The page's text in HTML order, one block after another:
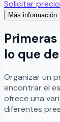
equipo de
brindándote
refleje
Solicitar precio
Más información
lo que
Organizarun
encontrar el
ofrece una
diferentes